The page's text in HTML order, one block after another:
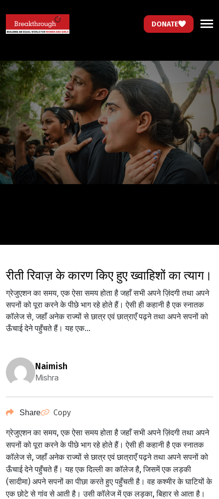
DONATE
रीती रिवाज़ के कारण किए हुए ख्वाहिशों का त्याग।
ग्रेजुएशन का समय, एक ऐसा समय होता है जहाँ सभी अपने ज़िंदगी तथा अपने
सपनों को पूरा करने के पीछे भाग रहे होते हैं। ऐसी ही कहानी है एक स्नातक
कॉलेज से, जहाँ अनेक राज्यों से छात्र एवं छात्राएँ पढ़ने तथा अपने सपनों को
ऊँचाई देने पहुँचते हैं। यह एक...
naimish
Mishra
Share Copy
ग्रेजुएशन का समय, एक ऐसा समय होता है जहाँ सभी अपने ज़िंदगी तथा अपने
सपनों को पूरा करने के पीछे भाग रहे होते हैं। ऐसी ही कहानी है एक स्नातक
कॉलेज से, जहाँ अनेक राज्यों से छात्र एवं छात्राएँ पढ़ने तथा अपने सपनों को
ऊँचाई देने पहुँचते हैं। यह एक दिल्ली का कॉलेज है, जिसमें एक लड़की
(सादीमा) अपने सपनों का पीछा करते हुए पहुँचती है। वह कश्मीर के घाटियों के
एक छोटे से गांव से आती है। उसी कॉलेज में एक लड़का, बिहार से आता है।